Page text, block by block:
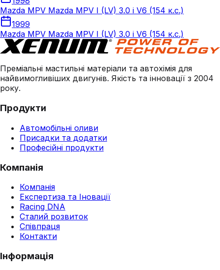
Mazda MPV Mazda MPV I (LV) 3.0 i V6 (154 к.с.)
1999
Mazda MPV Mazda MPV I (LV) 3.0 i V6 (154 к.с.)
Преміальні мастильні матеріали та автохімія для
найвимогливіших двигунів. Якість та інновації з 2004
року.
Продукти
Автомобільні оливи
Присадки та додатки
Професійні продукти
Компанія
Компанія
Експертиза та Іновації
Racing DNA
Сталий розвиток
Співпраця
Контакти
Інформація